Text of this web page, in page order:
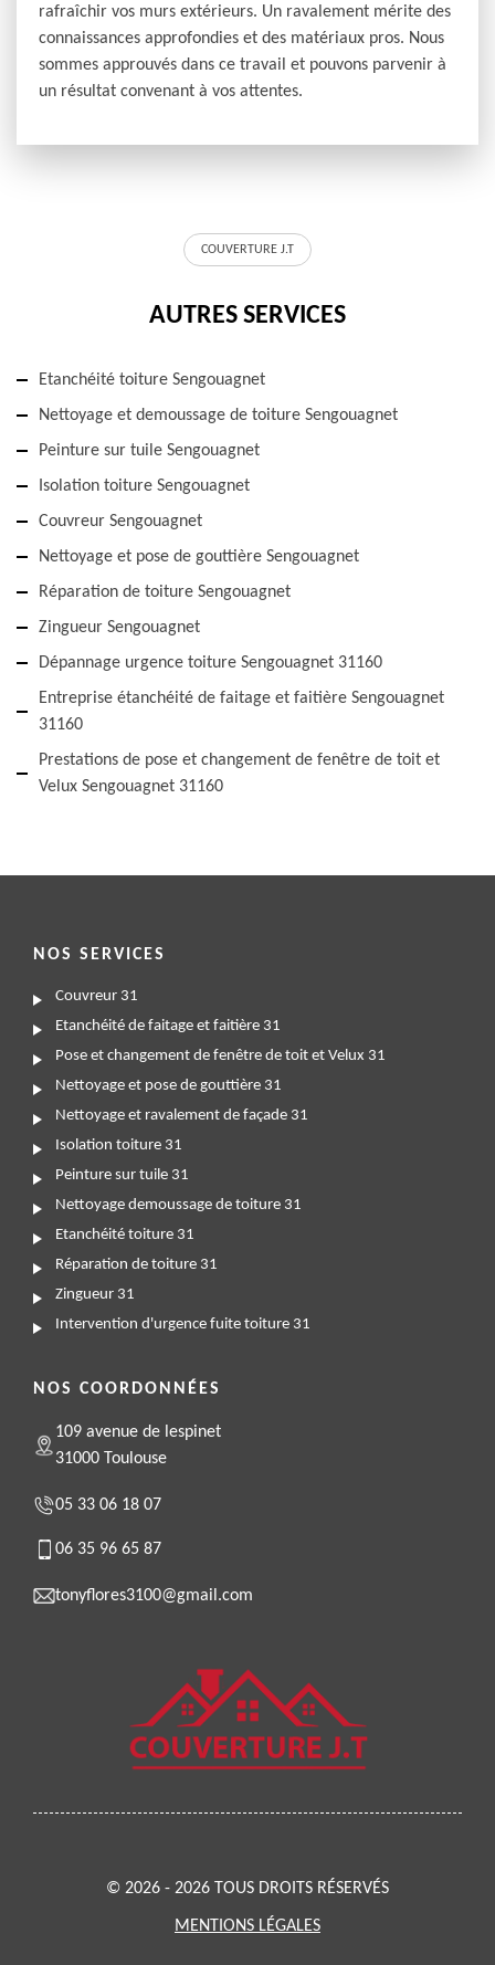
rafraîchir vos murs extérieurs. Un ravalement mérite des
connaissances approfondies et des matériaux pros. Nous
sommes approuvés dans ce travail et pouvons parvenir à
un résultat convenant à vos attentes.
COUVERTURE J.T
AUTRES SERVICES
Etanchéité toiture Sengouagnet
Nettoyage et demoussage de toiture Sengouagnet
Peinture sur tuile Sengouagnet
Isolation toiture Sengouagnet
Couvreur Sengouagnet
Nettoyage et pose de gouttière Sengouagnet
Réparation de toiture Sengouagnet
Zingueur Sengouagnet
Dépannage urgence toiture Sengouagnet 31160
Entreprise étanchéité de faitage et faitière Sengouagnet
31160
Prestations de pose et changement de fenêtre de toit et
Velux Sengouagnet 31160
NOS SERVICES
Couvreur 31
Etanchéité de faitage et faitière 31
Pose et changement de fenêtre de toit et Velux 31
Nettoyage et pose de gouttière 31
Nettoyage et ravalement de façade 31
Isolation toiture 31
Peinture sur tuile 31
Nettoyage demoussage de toiture 31
Etanchéité toiture 31
Réparation de toiture 31
Zingueur 31
Intervention d'urgence fuite toiture 31
NOS COORDONNÉES
109 avenue de lespinet
31000 Toulouse
05 33 06 18 07
06 35 96 65 87
tonyflores3100@gmail.com
© 2026 - 2026 TOUS DROITS RÉSERVÉS
MENTIONS LÉGALES